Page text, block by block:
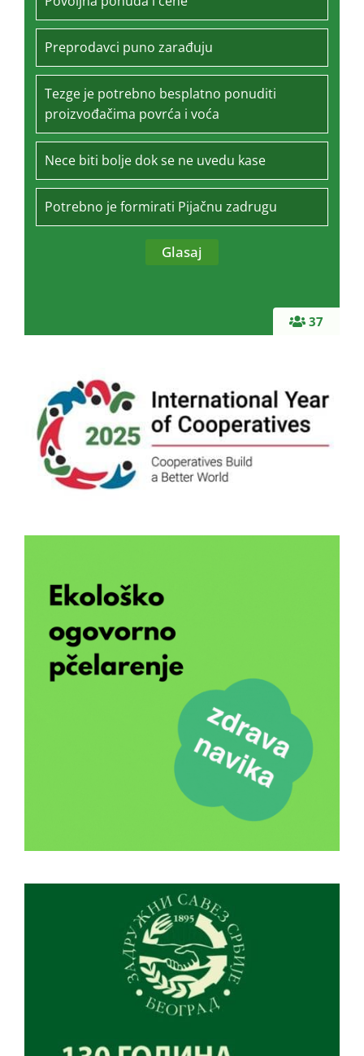
37
Preprodavci puno zarađuju
Tezge je potrebno besplatno ponuditi
proizvođačima povrća i voća
Nece biti bolje dok se ne uvedu kase
Potrebno je formirati Pijačnu zadrugu